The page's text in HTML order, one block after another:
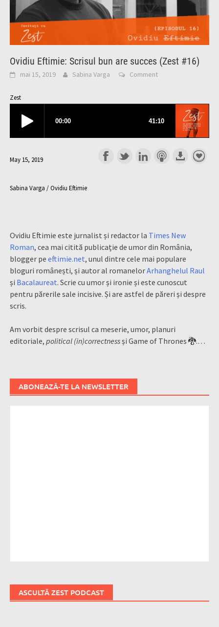
Ovidiu Eftimie: Scrisul bun are succes (Zest #16)
mai 15, 2019 Sabina Varga Comment
Zest
May 15, 2019
Sabina Varga / Ovidiu Eftimie
Ovidiu Eftimie este jurnalist și redactor la Times New
Roman, cea mai citită publicație de umor din România,
blogger pe eftimie.net, unul dintre cele mai populare
bloguri românești, și autor al romanelorArhanghelul Raul
și Bacalaureat. Scrie cu umor și ironie și este cunoscut
pentru părerile sale incisive. Și are astfel de păreri și despre
scris.
Am vorbit despre scrisul ca meserie, umor, planuri
editoriale, political (in)correctnessși Game of Thrones 🐉.…
ABONEAZĂ-TE LA NEWSLETTER
ASCULTĂ ZEST PODCAST